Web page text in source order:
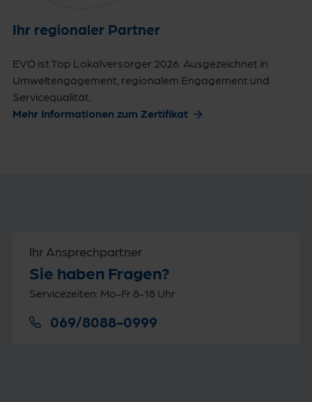
Ihr regionaler Partner
EVO ist Top Lokalversorger 2026. Ausgezeichnet in
Umweltengagement, regionalem Engagement und
Servicequalität.
Mehr Informationen zum Zertifikat
Ihr Ansprechpartner
Sie haben Fragen?
Servicezeiten: Mo-Fr 8-18 Uhr
069/8088-0999